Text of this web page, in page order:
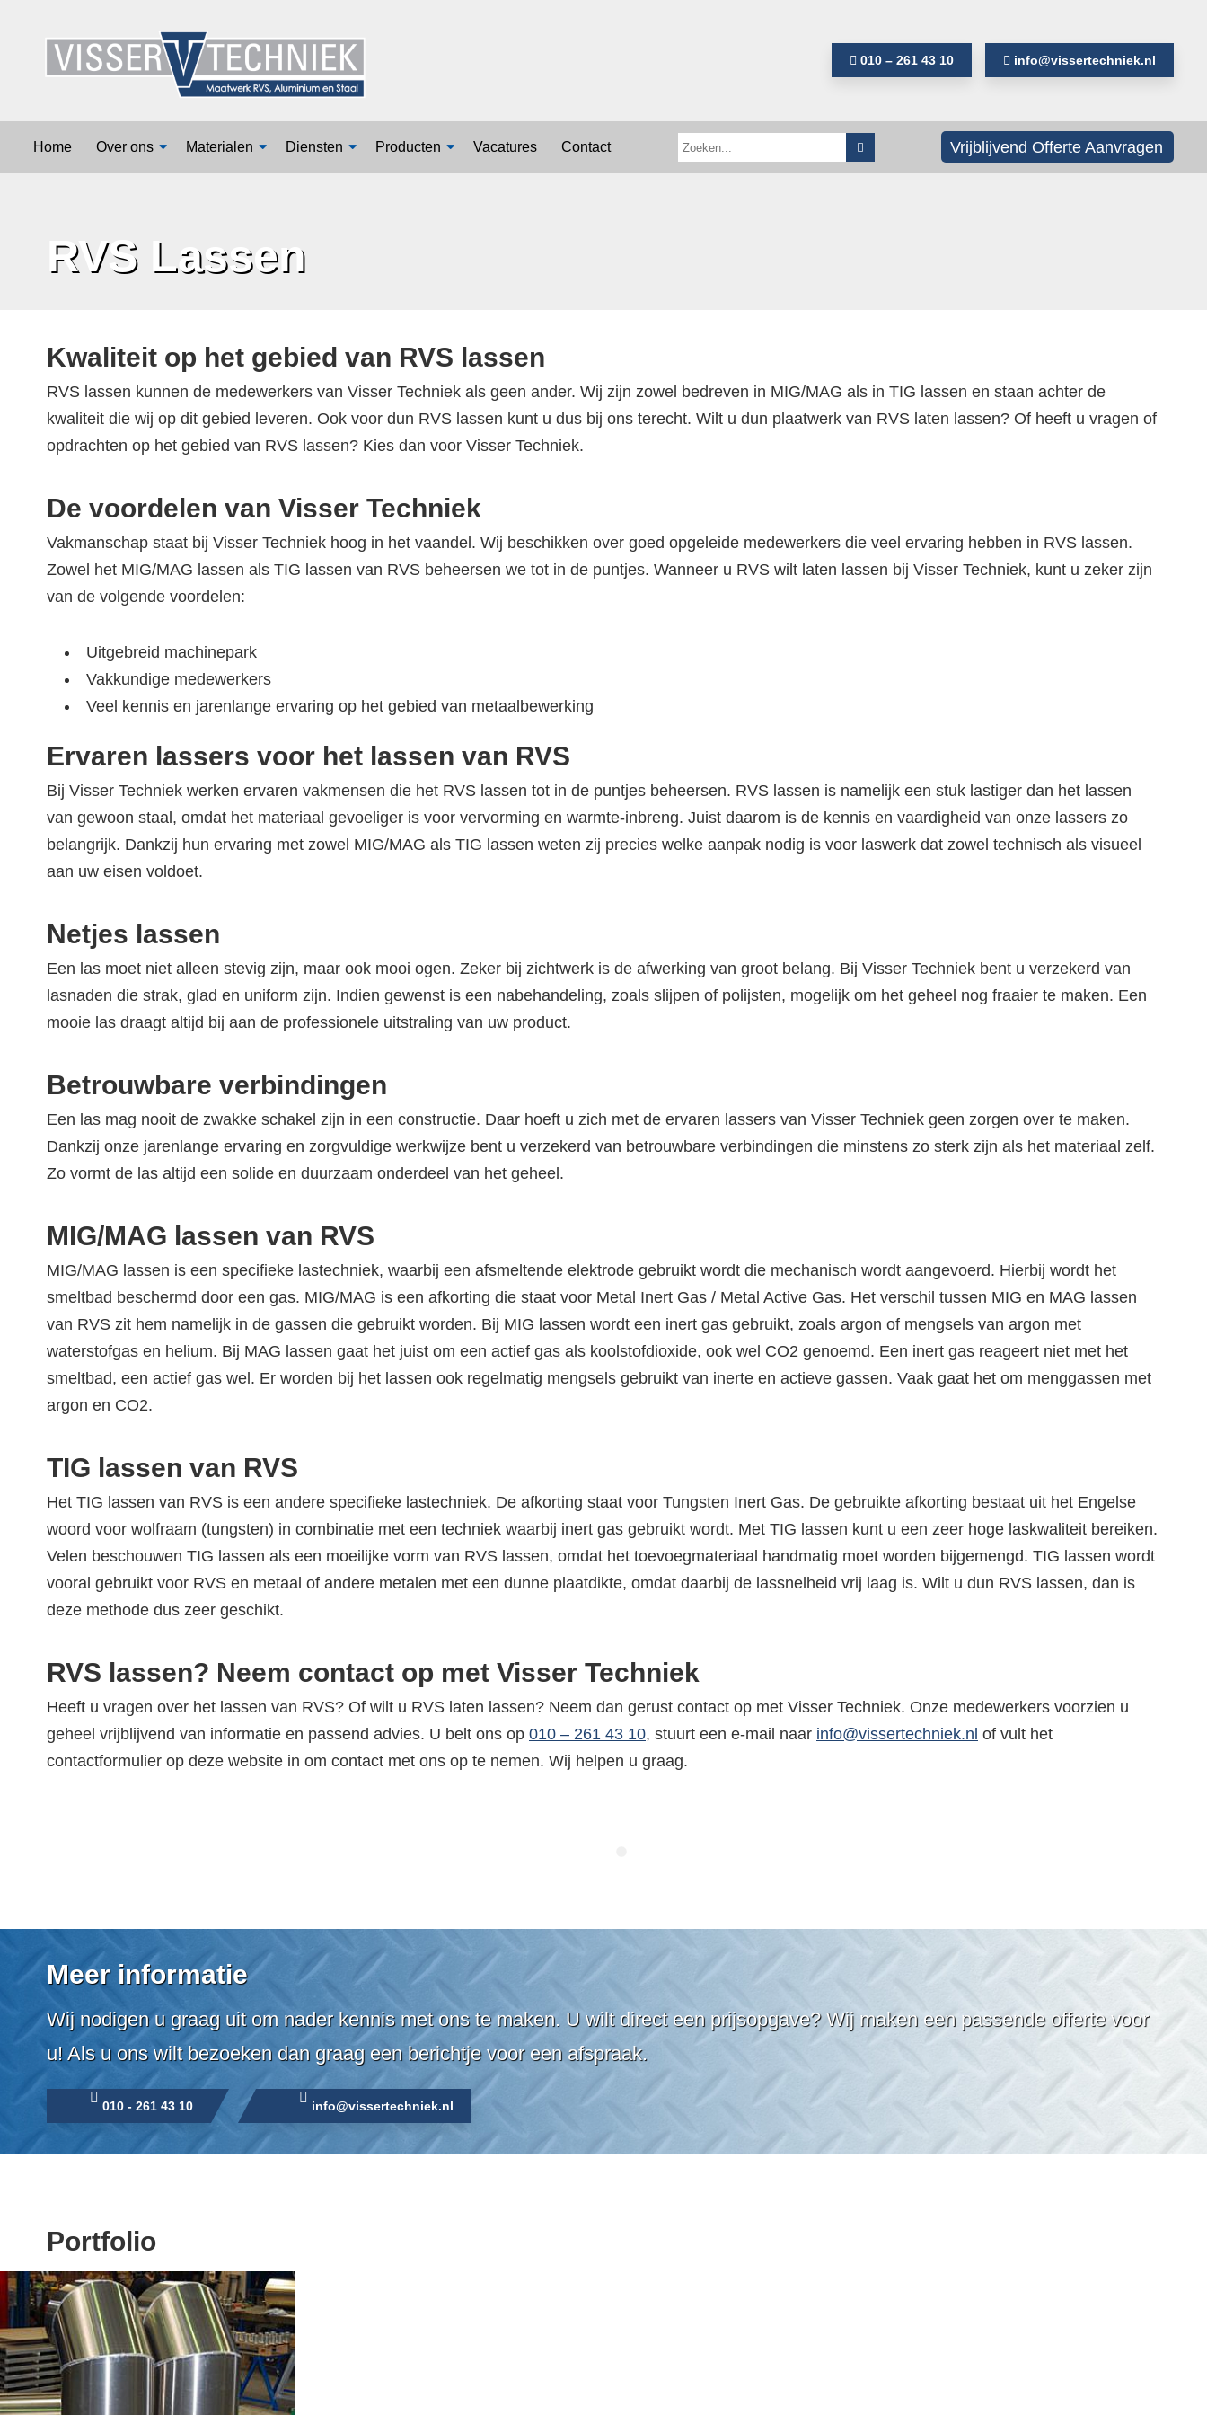
Home
Materialen
Contact
010 – 261 43 10 info@vissertechniek.nl
Home Over ons Materialen Diensten Producten Vacatures Contact Als de resultaten voor automatisch
Vrijblijvend Offerte Aanvragen
RVS Lassen
Kwaliteit op het gebied van RVS lassen
RVS lassen kunnen de medewerkers van Visser Techniek als geen ander. Wij zijn zowel bedreven in MIG/MAG als in TIG lassen en staan achter de
kwaliteit die wij op dit gebied leveren. Ook voor dun RVS lassen kunt u dus bij ons terecht. Wilt u dun plaatwerk van RVS laten lassen? Of heeft u vragen of
opdrachten op het gebied van RVS lassen? Kies dan voor Visser Techniek.
De voordelen van Visser Techniek
Vakmanschap staat bij Visser Techniek hoog in het vaandel. Wij beschikken over goed opgeleide medewerkers die veel ervaring hebben in RVS lassen.
Zowel het MIG/MAG lassen als TIG lassen van RVS beheersen we tot in de puntjes. Wanneer u RVS wilt laten lassen bij Visser Techniek, kunt u zeker zijn
van de volgende voordelen:
Uitgebreid machinepark
Vakkundige medewerkers
Veel kennis en jarenlange ervaring op het gebied van metaalbewerking
Ervaren lassers voor het lassen van RVS
Bij Visser Techniek werken ervaren vakmensen die het RVS lassen tot in de puntjes beheersen. RVS lassen is namelijk een stuk lastiger dan het lassen
van gewoon staal, omdat het materiaal gevoeliger is voor vervorming en warmte-inbreng. Juist daarom is de kennis en vaardigheid van onze lassers zo
belangrijk. Dankzij hun ervaring met zowel MIG/MAG als TIG lassen weten zij precies welke aanpak nodig is voor laswerk dat zowel technisch als visueel
aan uw eisen voldoet.
Netjes lassen
Een las moet niet alleen stevig zijn, maar ook mooi ogen. Zeker bij zichtwerk is de afwerking van groot belang. Bij Visser Techniek bent u verzekerd van
lasnaden die strak, glad en uniform zijn. Indien gewenst is een nabehandeling, zoals slijpen of polijsten, mogelijk om het geheel nog fraaier te maken. Een
mooie las draagt altijd bij aan de professionele uitstraling van uw product.
Betrouwbare verbindingen
Een las mag nooit de zwakke schakel zijn in een constructie. Daar hoeft u zich met de ervaren lassers van Visser Techniek geen zorgen over te maken.
Dankzij onze jarenlange ervaring en zorgvuldige werkwijze bent u verzekerd van betrouwbare verbindingen die minstens zo sterk zijn als het materiaal zelf.
Zo vormt de las altijd een solide en duurzaam onderdeel van het geheel.
MIG/MAG lassen van RVS
MIG/MAG lassen is een specifieke lastechniek, waarbij een afsmeltende elektrode gebruikt wordt die mechanisch wordt aangevoerd. Hierbij wordt het
smeltbad beschermd door een gas. MIG/MAG is een afkorting die staat voor Metal Inert Gas / Metal Active Gas. Het verschil tussen MIG en MAG lassen
van RVS zit hem namelijk in de gassen die gebruikt worden. Bij MIG lassen wordt een inert gas gebruikt, zoals argon of mengsels van argon met
waterstofgas en helium. Bij MAG lassen gaat het juist om een actief gas als koolstofdioxide, ook wel CO2 genoemd. Een inert gas reageert niet met het
smeltbad, een actief gas wel. Er worden bij het lassen ook regelmatig mengsels gebruikt van inerte en actieve gassen. Vaak gaat het om menggassen met
argon en CO2.
TIG lassen van RVS
Het TIG lassen van RVS is een andere specifieke lastechniek. De afkorting staat voor Tungsten Inert Gas. De gebruikte afkorting bestaat uit het Engelse
woord voor wolfraam (tungsten) in combinatie met een techniek waarbij inert gas gebruikt wordt. Met TIG lassen kunt u een zeer hoge laskwaliteit bereiken.
Velen beschouwen TIG lassen als een moeilijke vorm van RVS lassen, omdat het toevoegmateriaal handmatig moet worden bijgemengd. TIG lassen wordt
vooral gebruikt voor RVS en metaal of andere metalen met een dunne plaatdikte, omdat daarbij de lassnelheid vrij laag is. Wilt u dun RVS lassen, dan is
deze methode dus zeer geschikt.
RVS lassen? Neem contact op met Visser Techniek
Heeft u vragen over het lassen van RVS? Of wilt u RVS laten lassen? Neem dan gerust contact op met Visser Techniek. Onze medewerkers voorzien u
geheel vrijblijvend van informatie en passend advies. U belt ons op 010 – 261 43 10, stuurt een e-mail naar info@vissertechniek.nl of vult het
contactformulier op deze website in om contact met ons op te nemen. Wij helpen u graag.
Meer informatie
Wij nodigen u graag uit om nader kennis met ons te maken. U wilt direct een prijsopgave? Wij maken een passende offerte voor
u! Als u ons wilt bezoeken dan graag een berichtje voor een afspraak.
010 - 261 43 10 info@vissertechniek.nl
Portfolio